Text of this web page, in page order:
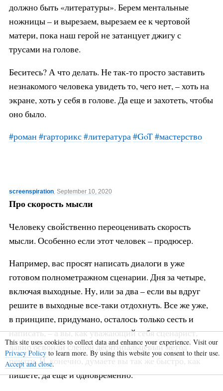
должно быть «литературы». Берем ментальные
ножницы – и вырезаем, вырезаем ее к чертовой
матери, пока наш герой не затанцует джигу с
трусами на голове.
Беситесь? А что делать. Не так-то просто заставить
незнакомого человека увидеть то, чего нет, – хоть на
экране, хоть у себя в голове. Да еще и захотеть, чтобы
оно было.
#роман #гарторикс#литература#GoT#мастерство
screenspiration, September 10, 2020
Про скорость мысли
Человеку свойственно переоценивать скорость
мысли. Особенно если этот человек – продюсер.
Например, вас просят написать диалоги в уже
готовом полнометражном сценарии. Дня за четыре,
включая выходные. Ну, или за два – если вы вдруг
решите в выходные все-таки отдохнуть. Все же уже,
в принципе, придумано, осталось только сесть и
написать, – а вы, как уважающий себя сценарист,
давно освоили слепой десятипальцевый метод
печати. И, конечно, думаете вы так же быстро, как
пишете, да еще и одновременно.
This site uses cookies to collect data and enhance your experience. Visit our
Privacy Policy to learn more. By using this website you consent to their use.
Accept and close.